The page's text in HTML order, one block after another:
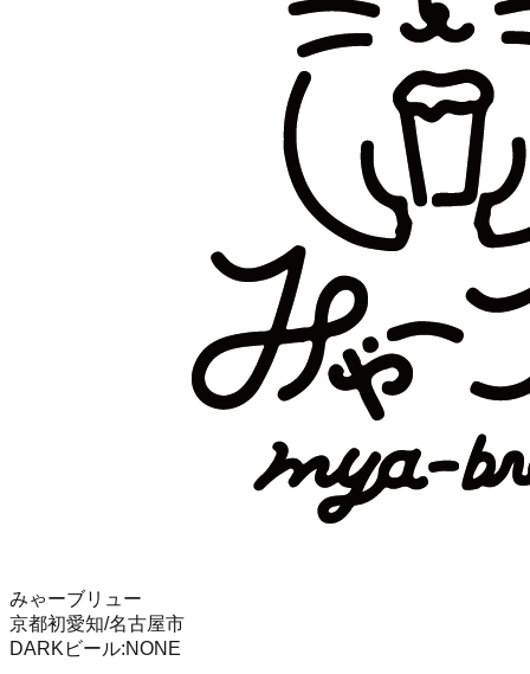
みゃーブリュー
京都初愛知/名古屋市
DARK ビール:NONE